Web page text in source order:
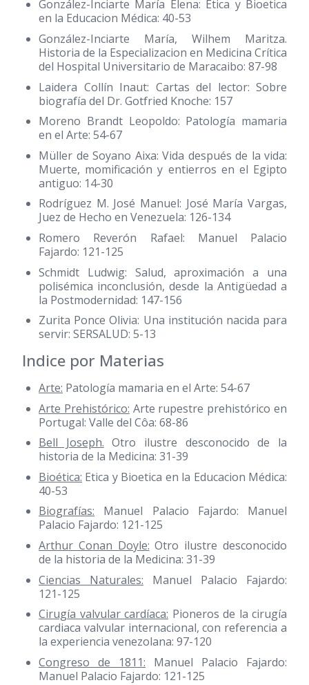
González-Inciarte María Elena: Etica y Bioetica
en la Educacion Médica: 40-53
González-Inciarte María, Wilhem Maritza.
Historia de la Especializacion en Medicina Crítica
del Hospital Universitario de Maracaibo: 87-98
Laidera Collín Inaut: Cartas del lector: Sobre
biografía del Dr. Gotfried Knoche: 157
Moreno Brandt Leopoldo: Patología mamaria
en el Arte: 54-67
Müller de Soyano Aixa: Vida después de la vida:
Muerte, momificación y entierros en el Egipto
antiguo: 14-30
Rodríguez M. José Manuel: José María Vargas,
Juez de Hecho en Venezuela: 126-134
Romero Reverón Rafael: Manuel Palacio
Fajardo: 121-125
Schmidt Ludwig: Salud, aproximación a una
polisémica inconclusión, desde la Antigüedad a
la Postmodernidad: 147-156
Zurita Ponce Olivia: Una institución nacida para
servir: SERSALUD: 5-13
Indice por Materias
Arte: Patología mamaria en el Arte: 54-67
Arte Prehistórico: Arte rupestre prehistórico en
Portugal: Valle del Côa: 68-86
Bell Joseph. Otro ilustre desconocido de la
historia de la Medicina: 31-39
Bioética: Etica y Bioetica en la Educacion Médica:
40-53
Biografías: Manuel Palacio Fajardo: Manuel
Palacio Fajardo: 121-125
Arthur Conan Doyle: Otro ilustre desconocido
de la historia de la Medicina: 31-39
Ciencias Naturales: Manuel Palacio Fajardo:
121-125
Cirugía valvular cardíaca: Pioneros de la cirugía
cardiaca valvular internacional, con referencia a
la experiencia venezolana: 97-120
Congreso de 1811: Manuel Palacio Fajardo:
Manuel Palacio Fajardo: 121-125